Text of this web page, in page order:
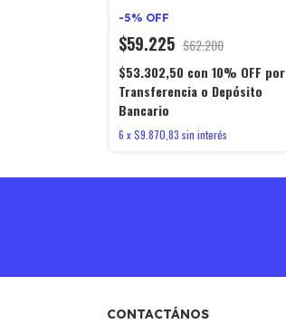
-5% OFF
$59.225 $62.200
$53.302,50 con 10% OFF por
Transferencia o Depósito
Bancario
6 x$9.870,83 sin interés
CONTACTÁNOS